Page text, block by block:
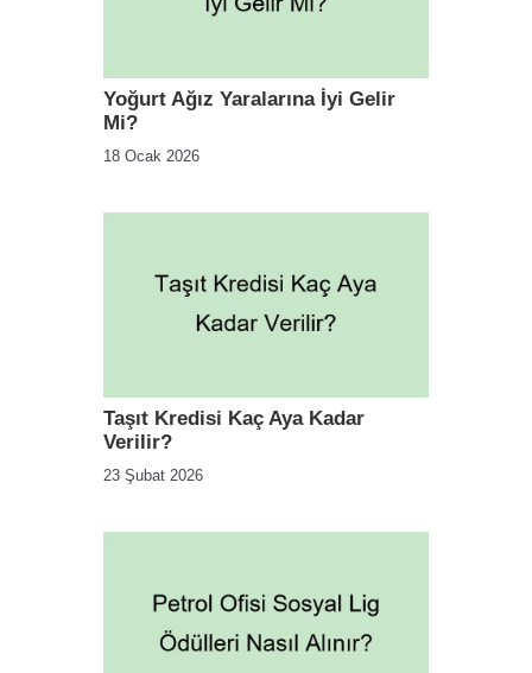
Yoğurt Ağız Yaralarına İyi Gelir
Mi?
18 Ocak 2026
Taşıt Kredisi Kaç Aya Kadar
Verilir?
23 Şubat 2026